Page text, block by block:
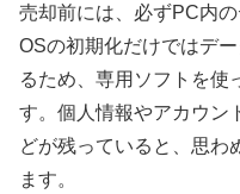
売却前には、必ずPC内
OSの初期化だけではデ
るため、専用ソフトを使
す。個人情報やアカウン
どが残っていると、思わ
ます。